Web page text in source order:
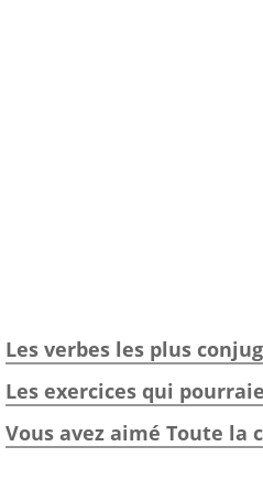
Les verbes les plus
Les exercices qui
Vous avez aimé Toute la